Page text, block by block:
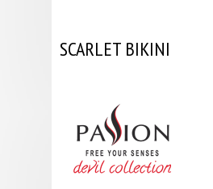
SCARLET BIKINI